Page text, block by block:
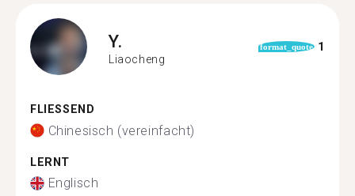
Y.
Liaocheng
format_quote 1
FLIESSEND
Chinesisch (vereinfacht)
LERNT
Englisch